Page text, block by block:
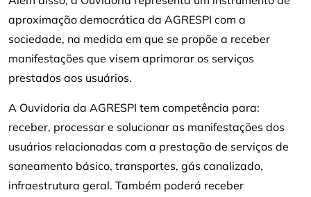
aproximação democrática da AGRESPI com a
sociedade, na medida em que se propõe a receber
manifestações que visem aprimorar os serviços
prestados aos usuários.
A Ouvidoria da AGRESPI tem competência para:
receber, processar e solucionar as manifestações dos
usuários relacionadas com a prestação de serviços de
saneamento básico, transportes, gás canalizado,
infraestrutura geral. Também poderá receber